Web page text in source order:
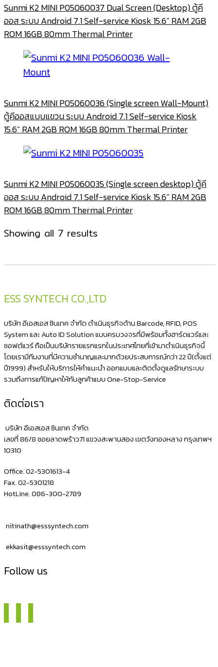
Sunmi K2 MINI P05060037 Dual Screen (Desktop) ตู้คี
ออส ระบบ Android 7.1 Self-service Kiosk 15.6″ RAM 2GB
ROM 16GB 80mm Thermal Printer
Sunmi K2 MINI P05060036 (Single screen Wall-Mount)
ตู้คีออสแบบแขวน ระบบ Android 7.1 Self-service Kiosk
15.6″ RAM 2GB ROM 16GB 80mm Thermal Printer
Sunmi K2 MINI P05060035 (Single screen desktop) ตู้คี
ออส ระบบ Android 7.1 Self-service Kiosk 15.6″ RAM 2GB
ROM 16GB 80mm Thermal Printer
Showing all 7 results
latest
ESS SYNTECH CO.,LTD
บริษัท อีเอสเอส ซินเทค จำกัด ดำเนินธุรกิจด้าน Barcode, RFID, POS
System และ Auto ID Solution แบบครบวงจรที่มีพร้อมทั้งฮาร์ดแวร์และ
ซอฟต์แวร์ ถือเป็นบริษัทรายแรกแรกในประเทศไทยที่เข้ามาดำเนินธุรกิจนี้
โดยเรามีทีมงานที่มีความชำนาญและมากด้วยประสบการณ์กว่า 22 ปี(ตั้งแต่
ปี1999) สำหรับให้บริการให้คำแนะนำ ออกแบบและติดตั้งดูแลรักษาระบบ
รวมถึงการแก้ปัญหาให้กับลูกค้าแบบ One-Stop-Service
ติดต่อเรา
บริษัท อีเอสเอส ซินเทค จำกัด
เลขที่ 86/8 ซอยลาดพร้าว71 แขวงสะพานสอง เขตวังทองหลาง กรุงเทพฯ
10310
Office. 02-5301613-4
Fax. 02-5301218
HotLine. 086-300-2789
nitinath@esssyntech.com
ekkasit@esssyntech.com
Follow us